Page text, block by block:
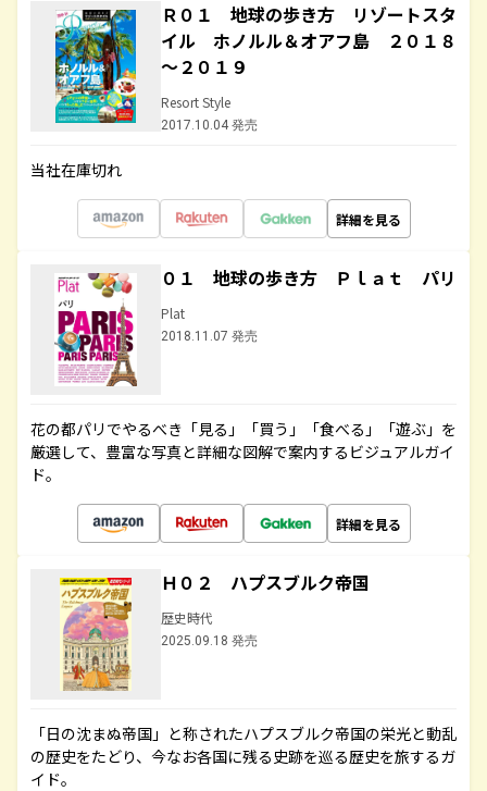
Ｒ０１ 地球の歩き方 リゾートスタ
イル ホノルル＆オアフ島 ２０１８
～２０１９
Resort Style
2017.10.04 発売
当社在庫切れ
詳細を見る
０１ 地球の歩き方 Ｐｌａｔ パリ
Plat
2018.11.07 発売
花の都パリでやるべき「見る」「買う」「食べる」「遊ぶ」を
厳選して、豊富な写真と詳細な図解で案内するビジュアルガイ
ド。
詳細を見る
Ｈ０２ ハプスブルク帝国
歴史時代
2025.09.18 発売
「日の沈まぬ帝国」と称されたハプスブルク帝国の栄光と動乱
の歴史をたどり、今なお各国に残る史跡を巡る歴史を旅するガ
イド。